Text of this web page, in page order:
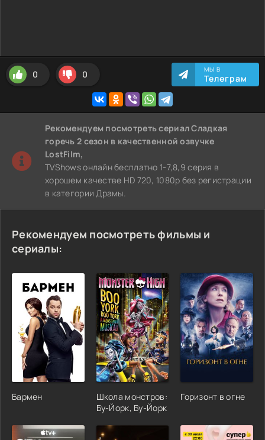
0 0 МЫ В
Телеграм
Рекомендуем посмотреть сериал Сладкая
горечь 2 сезон в качественной озвучке
LostFilm,
TVShows онлайн бесплатно 1-7,8,9 серия в
хорошем качестве HD 720, 1080p без регистрации
в категории Драмы.
Рекомендуем посмотреть фильмы и
сериалы:
Бармен
Школа монстров:
Бу-Йорк, Бу-Йорк
Горизонт в огне